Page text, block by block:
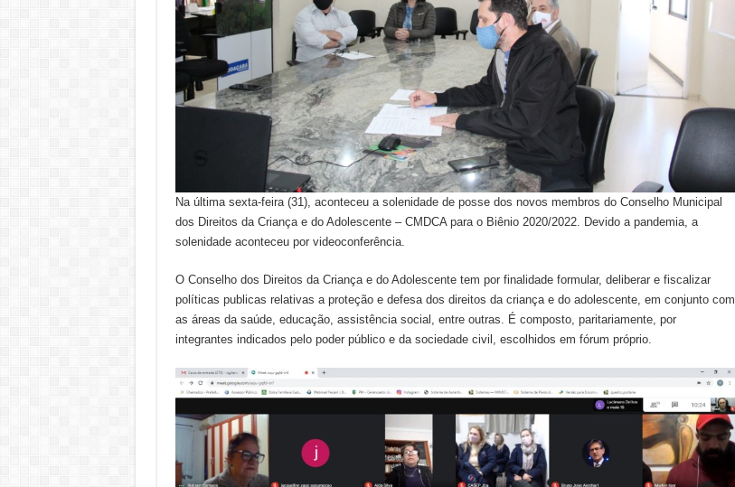
Na última sexta-feira (31), aconteceu a solenidade de posse dos novos membros do Conselho Municipal
dos Direitos da Criança e do Adolescente – CMDCA para o Biênio 2020/2022. Devido a pandemia, a
solenidade aconteceu por videoconferência.
O Conselho dos Direitos da Criança e do Adolescente tem por finalidade formular, deliberar e fiscalizar
políticas publicas relativas a proteção e defesa dos direitos da criança e do adolescente, em conjunto com
as áreas da saúde, educação, assistência social, entre outras. É composto, paritariamente, por
integrantes indicados pelo poder público e da sociedade civil, escolhidos em fórum próprio.